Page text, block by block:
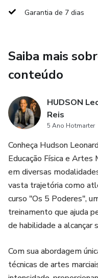
seus ganhos e criar um
comprovadas que já
objetivos financeiros.
seguro.
🌟 Adquira agora e
Aumentar sua Renda”.
financeira começa aqui!
Garantia de 7 dias
Saiba mais
conteúdo
HUDSON
Reis
5 Ano Hotmarter
Conheça Hudson
Educação Física e Artes
em diversas
vasta trajetória como
curso "Os 5 Poderes",
treinamento que ajuda
de habilidade a
Com sua abordagem
técnicas de artes